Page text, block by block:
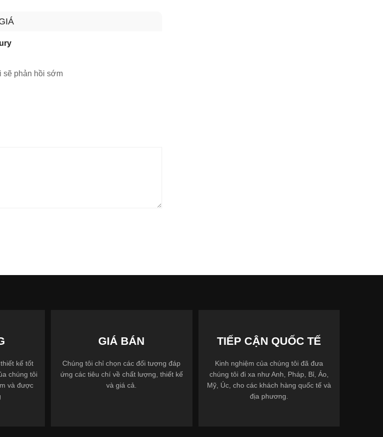
sẽ phản hồi sớm
kế tốt
chúng tôi
và được
GIÁ BÁN
Chúng tôi chỉ chọn các đối tượng đáp
ứng các tiêu chí về chất lượng, thiết kế
và giá cả.
TIẾP CẬN QUỐC TẾ
Kinh nghiệm của chúng tôi đã đưa
chúng tôi đi xa như Anh, Pháp, Bỉ, Áo,
Mỹ, Úc, cho các khách hàng quốc tế và
địa phương.